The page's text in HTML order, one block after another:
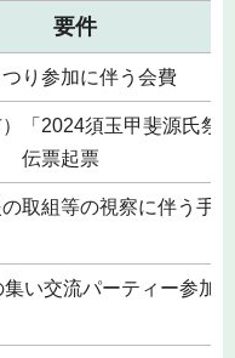
要件
り参加に伴う会費
「2024須玉甲斐源氏祭
伝票起票
取組等の視察に伴う手
い交流パーティー参加